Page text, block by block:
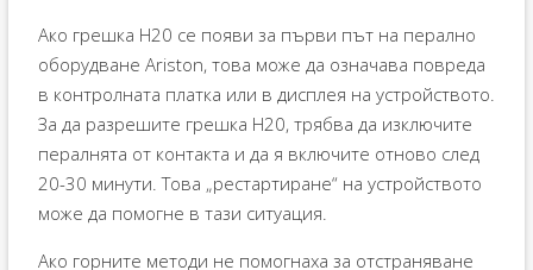
Ако грешка H20 се появи за първи път на перално
оборудване Ariston, това може да означава повреда
в контролната платка или в дисплея на устройството.
За да разрешите грешка H20, трябва да изключите
пералнята от контакта и да я включите отново след
20-30 минути. Това „рестартиране“ на устройството
може да помогне в тази ситуация.
Ако горните методи не помогнаха за отстраняване